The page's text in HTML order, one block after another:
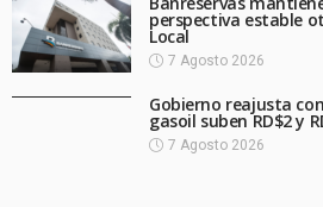
perspectiva estable
Local
7 Agosto 2026
Gobierno reajusta
gasoil suben RD$2 y
7 Agosto 2026